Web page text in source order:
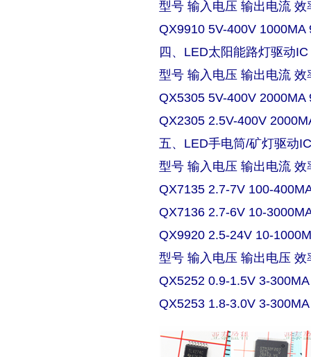
型号 输入电压 输出电流 效
QX9910 5V-400V 1000MA
四、LED太阳能路灯驱动IC
型号 输入电压 输出电流 效
QX5305 5V-400V 2000MA
QX2305 2.5V-400V
五、LED手电筒/矿灯驱动
型号 输入电压 输出电流 效
QX7135 2.7-7V 100-
QX7136 2.7-6V 10-
QX9920 2.5-24V 10-
型号 输入电压 输出电压 效
QX5252 0.9-1.5V 3-
QX5253 1.8-3.0V 3-